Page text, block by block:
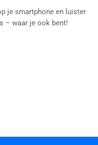
je smartphone en luister
– waar je ook bent!